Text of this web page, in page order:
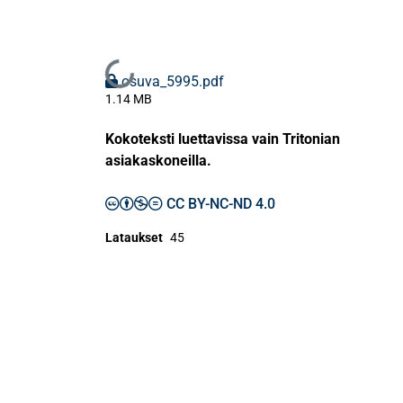
Ladataan...
osuva_5995.pdf
1.14 MB
Kokoteksti luettavissa vain Tritonian
asiakaskoneilla.
CC BY-NC-ND 4.0
Lataukset 45